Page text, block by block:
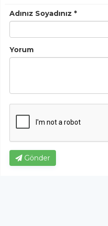
Adınız Soyadınız *
Yorum
Gönder